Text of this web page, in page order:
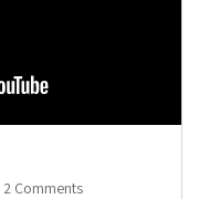
Comments